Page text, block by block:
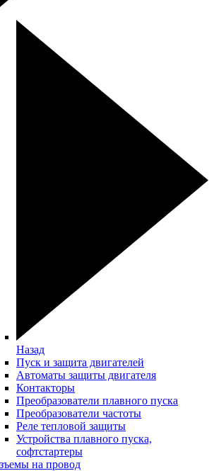
Назад
Пуск и защита двигателей
Автоматы защиты двигателя
Контакторы
Преобразователи плавного пуска
Преобразователи частоты
Реле тепловой защиты
Устройства плавного пуска,
софтстартеры
на провод